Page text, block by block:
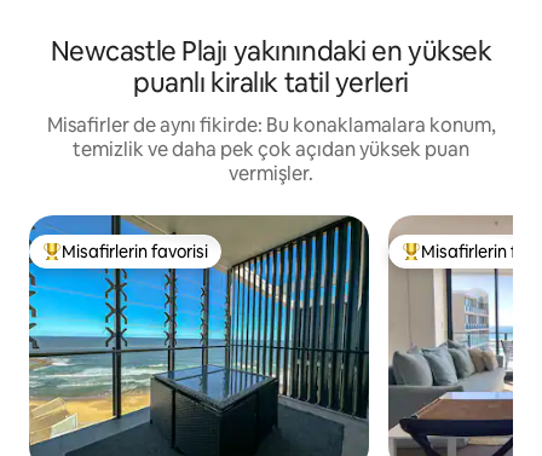
Newcastle Plajı yakınındaki en yüksek
puanlı kiralık tatil yerleri
Misafirler de aynı fikirde: Bu konaklamalara konum,
temizlik ve daha pek çok açıdan yüksek puan
vermişler.
Misafirlerin favorilerinden en beğenilenler arasında
Misafirlerin favorisi Misafirlerin
Misafirlerin